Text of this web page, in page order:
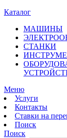
Каталог
МАШИНЫ
СТАНКИ
Меню
Услуги
Контакты
Ставки на
Поиск
Поиск